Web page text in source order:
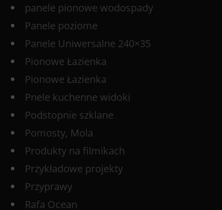
panele pionowe wodospady
Panele poziome
Panele Uniwersalne 240×35
Pionowe Łazienka
Pionowe Łazienka
Pnele kuchenne widoki
Podstopnie szklane
Pomosty, Mola
Produkty na filmikach
Przykładowe projekty
Przyprawy
Rafa Ocean